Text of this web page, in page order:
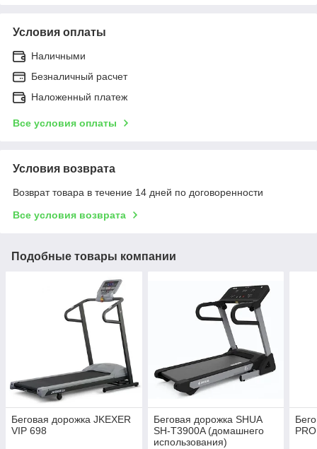
Условия оплаты
Наличными
Безналичный расчет
Наложенный платеж
Все условия оплаты
Условия возврата
Возврат товара в течение 14 дней по договоренности
Все условия возврата
Подобные товары компании
Беговая дорожка JKEXER
VIP 698
Беговая дорожка SHUA
SH-T3900A (домашнего
использования)